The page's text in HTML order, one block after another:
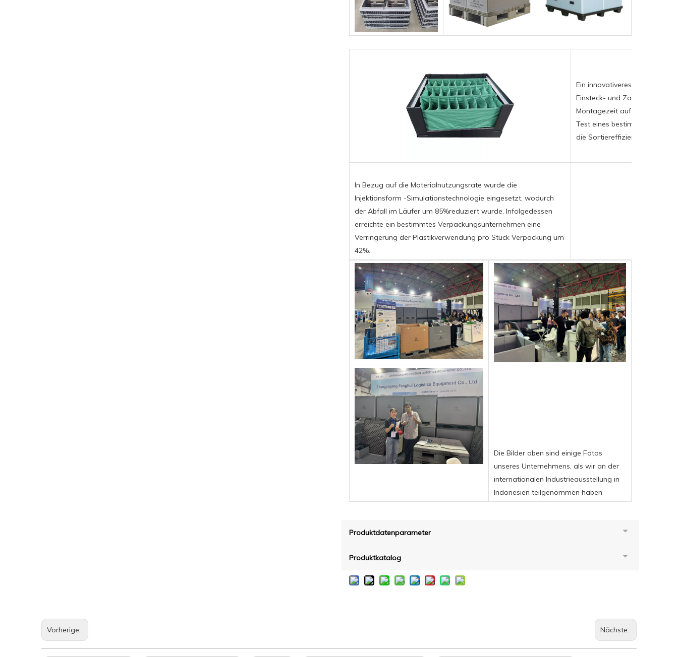
Ein innovativeres „Plug-and-
Einsteck- und
Montagezeit auf weniger als
Test eines bestimmten E-
die Sortiereffizienz um 40 %
In Bezug auf die Materialnutzungsrate wurde die
Injektionsform -Simulationstechnologie eingesetzt, wodurch
der Abfall im Läufer um 85%reduziert wurde. Infolgedessen
erreichte ein bestimmtes Verpackungsunternehmen eine
Verringerung der Plastikverwendung pro Stück Verpackung um
42%.
Die Bilder oben sind einige Fotos
unseres Unternehmens, als wir an der
internationalen Industrieausstellung in
Indonesien teilgenommen haben
Produktdatenparameter
Produktkatalog
Vorherige: Nächste: